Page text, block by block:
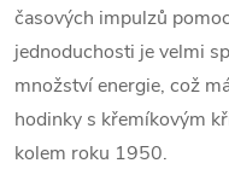
časových impulzů
jednoduchosti je velmi
množství energie, což
hodinky s křemíkovým
kolem roku 1950.